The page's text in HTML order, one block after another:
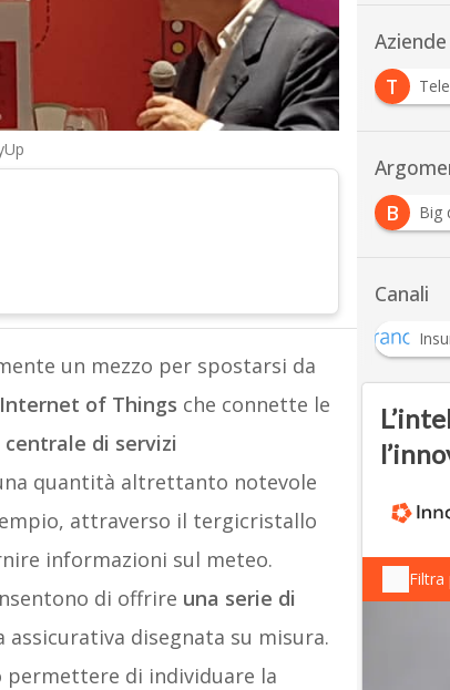
un mezzo per spostarsi da
of Things che connette le
di servizi
quantità altrettanto notevole
attraverso il tergicristallo
informazioni sul meteo.
di offrire una serie di
disegnata su misura.
permettere di individuare la
Aziende
T
B Big
Canali
Filtra